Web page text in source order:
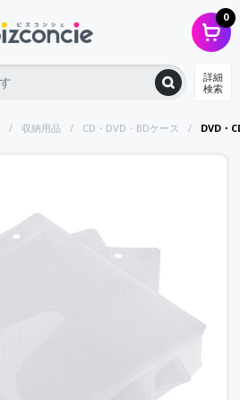
0
詳細
検索
収納用品 CD・DVD・BDケース DVD・